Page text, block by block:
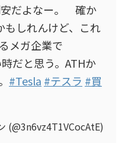
安だよなー。 確か
もしれんけど、これ
メガ企業で
だと思う。ATHか
#Tesla #テスラ #買
(@3n6vz4T1VCocAtE)